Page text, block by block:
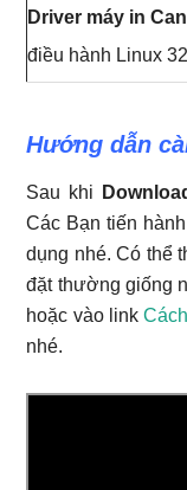
Driver máy in
điều hành Linux
Hướng dẫn
Sau khi
Các Bạn tiến
dụng nhé. Có thể
đặt thường giống
hoặc vào link
nhé.